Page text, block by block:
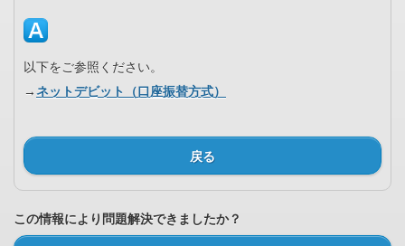
以下をご参照ください。
→ネットデビット（口座振替方式）
戻る
この情報により問題解決できましたか？